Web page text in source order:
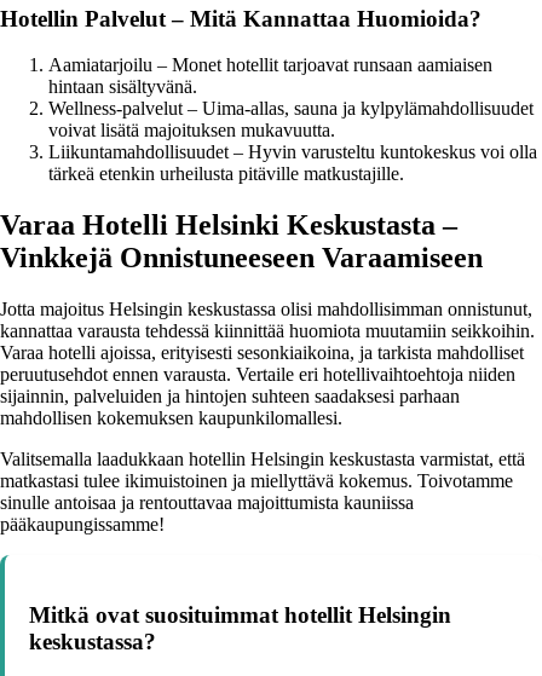
Hotellin Palvelut – Mitä Kannattaa Huomioida?
Aamiatarjoilu – Monet hotellit tarjoavat runsaan aamiaisen
hintaan sisältyvänä.
Wellness-palvelut – Uima-allas, sauna ja kylpylämahdollisuudet
voivat lisätä majoituksen mukavuutta.
Liikuntamahdollisuudet – Hyvin varusteltu kuntokeskus voi olla
tärkeä etenkin urheilusta pitäville matkustajille.
Varaa Hotelli Helsinki Keskustasta –
Vinkkejä Onnistuneeseen Varaamiseen
Jotta majoitus Helsingin keskustassa olisi mahdollisimman onnistunut,
kannattaa varausta tehdessä kiinnittää huomiota muutamiin seikkoihin.
Varaa hotelli ajoissa, erityisesti sesonkiaikoina, ja tarkista mahdolliset
peruutusehdot ennen varausta. Vertaile eri hotellivaihtoehtoja niiden
sijainnin, palveluiden ja hintojen suhteen saadaksesi parhaan
mahdollisen kokemuksen kaupunkilomallesi.
Valitsemalla laadukkaan hotellin Helsingin keskustasta varmistat, että
matkastasi tulee ikimuistoinen ja miellyttävä kokemus. Toivotamme
sinulle antoisaa ja rentouttavaa majoittumista kauniissa
pääkaupungissamme!
Mitkä ovat suosituimmat hotellit Helsingin
keskustassa?